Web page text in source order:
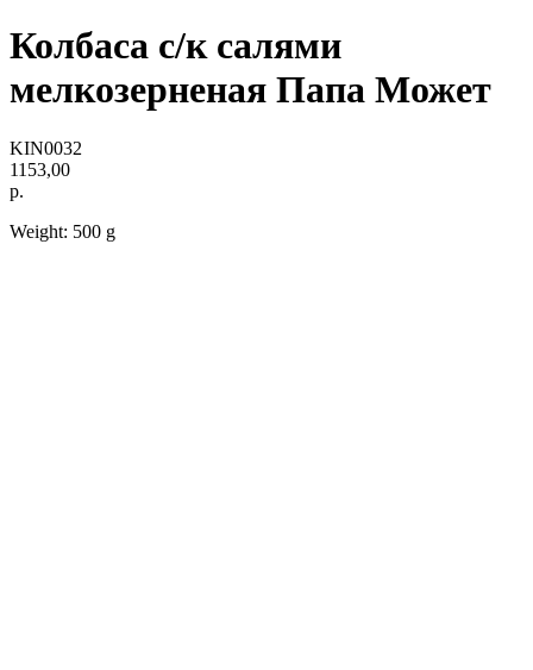
Колбаса с/к салями
мелкозерненая Папа Может
KIN0032
1153,00
р.
Weight: 500 g